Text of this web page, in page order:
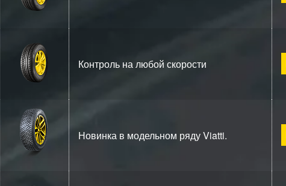
Контроль на любой скорости
Новинка в модельном ряду Viatti.